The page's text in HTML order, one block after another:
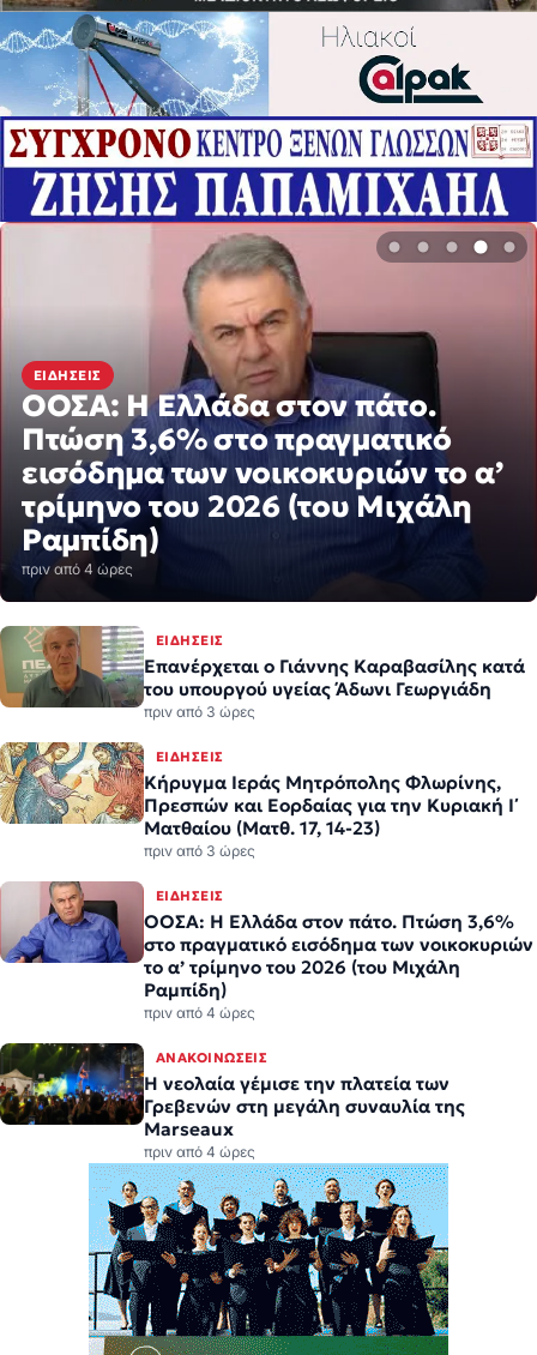
ΟΟΣΑ: Η Ελλάδα στον πάτο.
Πτώση 3,6% στο πραγματικό
εισόδημα των νοικοκυριών
το α’ τρίμηνο του 2026 (του
Μιχάλη Ραμπίδη)
πριν από 4 ώρες
ΑΝΑΚΟΙΝΏΣΕΙΣ
Η νεολαία γέμισε την πλατεία
των Γρεβενών στη μεγάλη
συναυλία της Marseaux
πριν από 4 ώρες
πριν από 3 ώρες
ΕΙΔΉΣΕΙΣ
Κήρυγμα Ιεράς Μητρόπολης Φλωρίνης,
Πρεσπών και Εορδαίας για την Κυριακή Ι΄
Ματθαίου (Ματθ. 17, 14-23)
πριν από 3 ώρες
ΕΙΔΉΣΕΙΣ
ΟΟΣΑ: Η Ελλάδα στον πάτο. Πτώση 3,6%
στο πραγματικό εισόδημα των νοικοκυριών
το α’ τρίμηνο του 2026 (του Μιχάλη
Ραμπίδη)
πριν από 4 ώρες
ΑΝΑΚΟΙΝΏΣΕΙΣ
Η νεολαία γέμισε την πλατεία των
Γρεβενών στη μεγάλη συναυλία της
Marseaux
πριν από 4 ώρες